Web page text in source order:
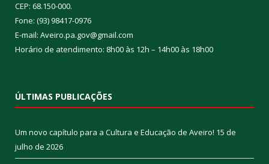
CEP: 68.150-000.
Fone: (93) 98417-0976
E-mail: Aveiro.pa.gov@gmail.com
Horário de atendimento: 8h00 às 12h – 14h00 às 18h00
ÚLTIMAS PUBLICAÇÕES
Um novo capítulo para a Cultura e Educação de Aveiro! 15 de
julho de 2026